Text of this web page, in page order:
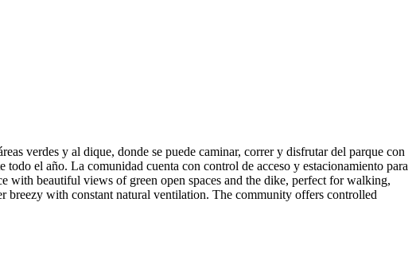
verdes y al dique, donde se puede caminar, correr y disfrutar del parque con
el año. La comunidad cuenta con control de acceso y estacionamiento para
with beautiful views of green open spaces and the dike, perfect for walking,
with constant natural ventilation. The community offers controlled